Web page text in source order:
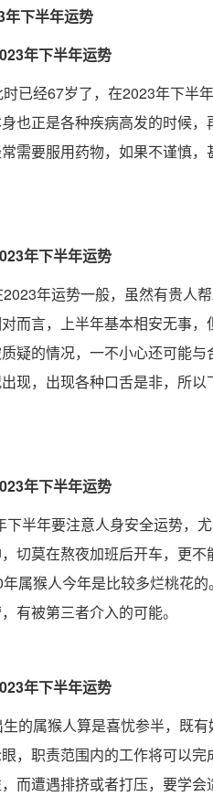
下半年运势
年下半年运势
经67岁了，在2023年下半
也正是各种疾病高发的时候
需要服用药物，如果不谨慎
年下半年运势
年运势一般，虽然有贵人
而言，上半年基本相安无事
疑的情况，一不小心还可能
现，出现各种口舌是非，所
年下半年运势
半年要注意人身安全运势，
切莫在熬夜加班后开车，更
属猴人今年是比较多烂桃花
有被第三者介入的可能。
年下半年运势
属猴人算是喜忧参半，既有
，职责范围内的工作将可以
而遭遇排挤或者打压，要学